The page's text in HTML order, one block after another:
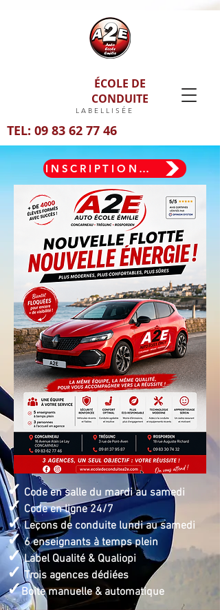
ÉCOLE DE
CONDUITE
LABELLISÉE
TEL: 09 83 62 77 46
INSCRIPTION PERMIS
✓ Code en salle du mardi au samedi
✓ Code en ligne 24/7
✓ Leçons de conduite lundi au samedi
✓ 6 enseignants à temps plein
✓ Label Qualité & Qualiopi
✓ Trois agences dédiées
✓Boite manuelle & automatique